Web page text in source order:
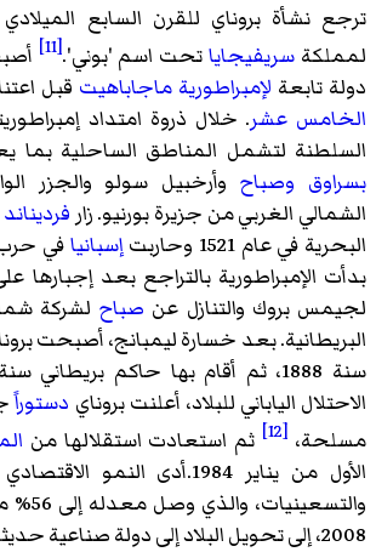
ترجع نشأة بروناي للقرن السابع
لمملكة سريفيجاياتحت اسم 'بوني'.[11]
دولة تابعة لإمبراطورية ماجاباهيت قبل
الخامس عشر. خلال ذروة امتداد
السلطنة لتشمل المناطق الساحلية بما
بسراوق وصباح وأرخبيل سولو والجزر
الشمالي الغربي من جزيرة بورنيو. زار
البحرية في عام 1521 وحاربت
إسبانيا
بدأت الإمبراطورية بالتراجع بعد إجبارها
لجيمس بروك والتنازل عن صباح لشركة
البريطانية. بعد خسارة ليمبانج، أصبحت
الاحتلال الياباني للبلاد، أعلنت بروناي دستوراً
مسلحة، [12] ثم استعادت استقلالها من
الأول من يناير 1984.أدى النمو
2008، إلى تحويل البلاد إلى دولة صناعية حديثة.